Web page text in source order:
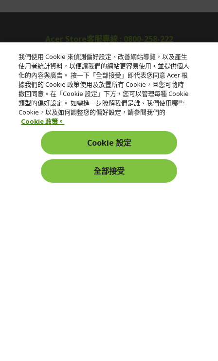
Acer Store客服專線 : 0800-258-222
關於宏碁
服務
宏碁網路商城
在社群上追蹤 Acer
我們使用 Cookie 來偵測偏好設定、改善網站導覽，以及產生
使用者統計資料，以便讓我們的網站更容易使用，並提供個人
化的內容與廣告。 按一下「全部接受」即代表您同意 Acer 根
據我們的 Cookie 政策使用及放置所有 Cookie，且您可隨時
撤回同意。在「Cookie 設定」下方，您可以管理每種 Cookie
類型的偏好設定。 如需進一步瞭解我們是誰、我們使用哪些
Cookie，以及如何調整您的偏好設定，請參閱我們的
Cookie 政策。
Cookie 設定
全部接受